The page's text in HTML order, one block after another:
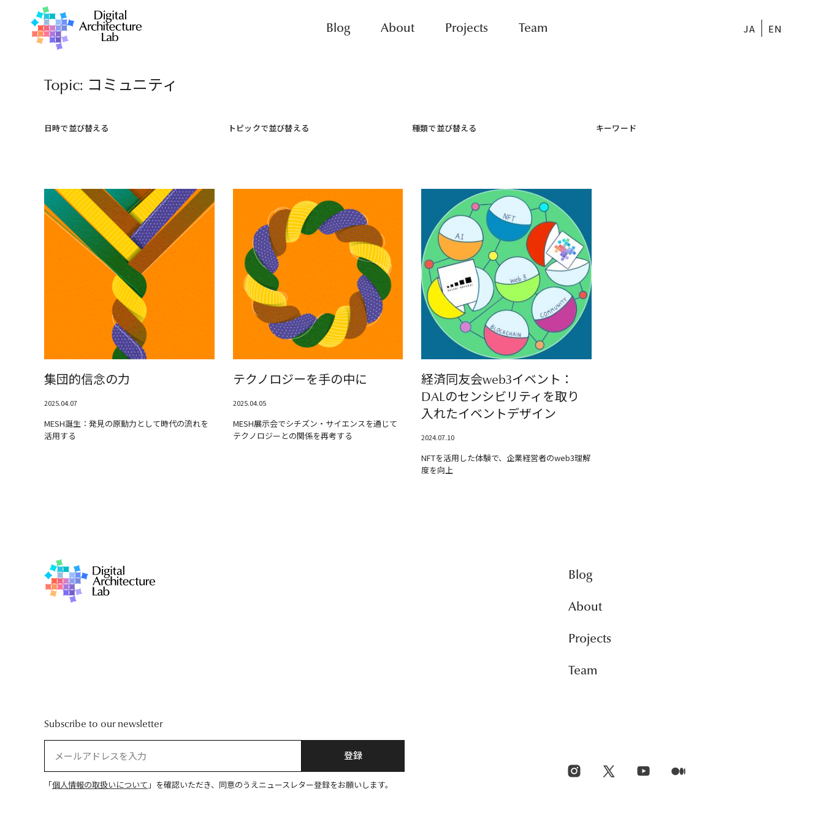
Blog About Projects Team JA EN
Topic: コミュニティ
日時で並び替える トピックで並び替える 種類で並び替える キーワード
集団的信念の力
2025.04.07
MESH誕生：発見の原動力として時代の流れを
活用する
テクノロジーを手の中に
2025.04.05
MESH展示会でシチズン・サイエンスを通じて
テクノロジーとの関係を再考する
経済同友会web3イベント：
DALのセンシビリティを取り
入れたイベントデザイン
2024.07.10
NFTを活用した体験で、企業経営者のweb3理解
度を向上
Blog
About
Projects
Team
Subscribe to our newsletter
登録
「個人情報の取扱いについて 」を確認いただき、同意のうえニュースレター登録をお願いします。